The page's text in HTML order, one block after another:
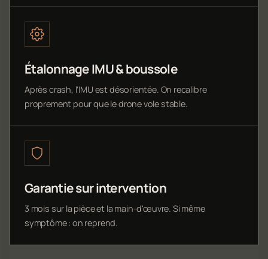
Étalonnage IMU & boussole
Après crash, l'IMU est désorientée. On recalibre
proprement pour que le drone vole stable.
Garantie sur intervention
3 mois sur la pièce et la main-d'œuvre. Si même
symptôme : on reprend.